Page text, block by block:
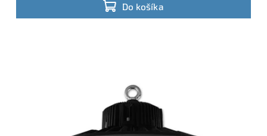
Do košíka